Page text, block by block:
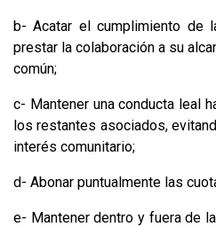
b- Acatar el cumplimiento de
prestar la colaboración a su
común;
c- Mantener una conducta leal
los restantes asociados,
interés comunitario;
d- Abonar puntualmente las
e- Mantener dentro y fuera de